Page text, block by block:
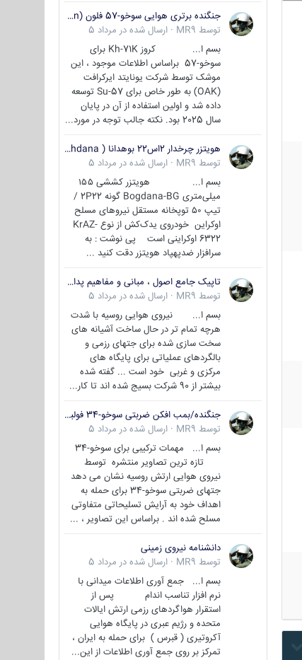
جنگنده برتری هوایی سوخو-57 فلون (Su-57/Felon)
توسط MR9
· ارسال شده در مرداد 5
بسم ا... کروز Kh-71K برای
سوخو-57 براساس اطلاعات موجود ، این
موشک توسط شرکت یونایتد ایرکرافت
(OAK) به طور خاص برای Su-57 توسعه
داده شد و اولین استفاده از آن در پایان
سال 2025 بود. نکته جالب توجه در مورد...
هویتزر چرخدار 2اس22 بوهدانا ( wheeled howitzer 2S22 Bohdana )
توسط MR9
· ارسال شده در مرداد 5
بسم ا... هویتزر کششی ۱۵۵
میلی‌متری Bogdana-BG گونه 2P22 /
تیپ ۵۰ توپخانه مستقل نیروهای مسلح
اوکراین خودروی یدک‌کش از نوع KrAZ-
6322 اوکراینی است پی نوشت : به
سرافزار ضدپهپاد هویتزر دقت کنید ...
تاپیک جامع اصول ، مبانی و مفاهیم پدافند غیر عامل
توسط MR9
· ارسال شده در مرداد 5
بسم ا... نیروی هوایی روسیه با شدت
هرچه تمام تر در حال ساخت آشیانه های
سخت سازی شده برای جتهای رزمی و
بالگردهای عملیاتی برای پایگاه های
مرکزی و غربی خود است ... گفته شده
بیشتر از 90 شرکت بسیج شده اند تا کار...
جنگنده/بمب افکن ضربتی سوخو-34 فولبک ( Sukhoi Su-34/Fullback)
توسط MR9
· ارسال شده در مرداد 5
بسم ا... مهمات ترکیبی برای سوخو-34
تازه ترین تصاویر منتشره توسط
نیروی هوایی ارتش روسیه نشان می دهد
جتهای ضربتی سوخو-34 برای حمله به
اهداف خود به آرایش تسلیحاتی متفاوتی
مسلح شده اند . براساس این تصاویر ، ...
دانشنامه نیروی زمینی
توسط MR9
· ارسال شده در مرداد 5
بسم ا... جمع آوری اطلاعات میدانی با
نرم افزار تناسب اندام پس از
استقرار هواگردهای رزمی ارتش ایالات
متحده و رژیم عبری در پایگاه هوایی
آکروتیری ( قبرس ) برای حمله به ایران ،
تمرکز بر روی جمع آوری اطلاعات از این...